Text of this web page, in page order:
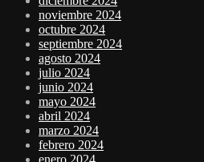
noviembre 2024
octubre 2024
septiembre 2024
agosto 2024
julio 2024
junio 2024
mayo 2024
abril 2024
marzo 2024
febrero 2024
enero 2024